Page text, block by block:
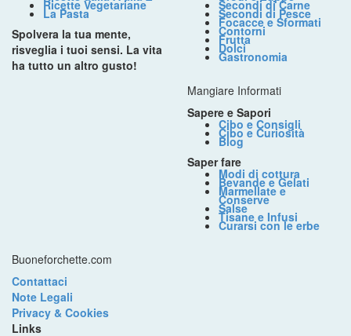
Ricette Vegetariane
La Pasta
Spolvera la tua mente,
risveglia i tuoi sensi. La vita
ha tutto un altro gusto!
Secondi di Carne
Secondi di Pesce
Focacce e Sformati
Contorni
Frutta
Dolci
Gastronomia
Mangiare Informati
Sapere e Sapori
Cibo e Consigli
Cibo e Curiosità
Blog
Saper fare
Modi di cottura
Bevande e Gelati
Marmellate e
Conserve
Salse
Tisane e Infusi
Curarsi con le erbe
Buoneforchette.com
Contattaci
Note Legali
Privacy & Cookies
Links